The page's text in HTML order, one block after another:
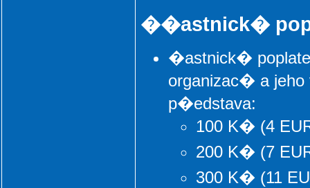
��astnick�
�astnick�
organizac� a
p�edstava:
100 K� (4
200 K� (7
300 K� (11